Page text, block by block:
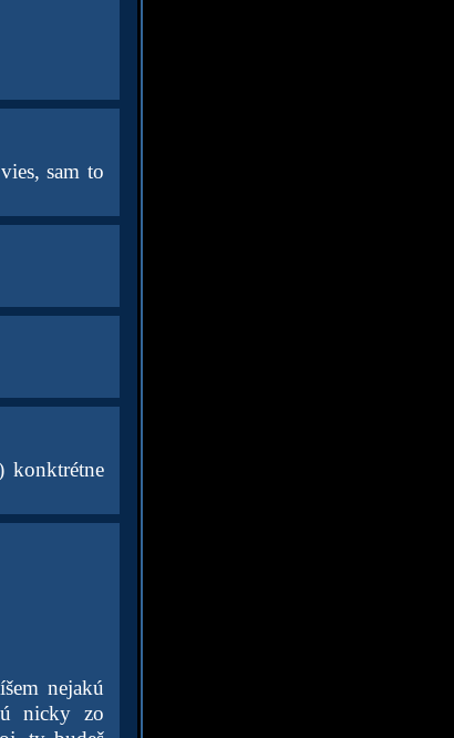
sam to
konktrétne
nejakú
nicky zo